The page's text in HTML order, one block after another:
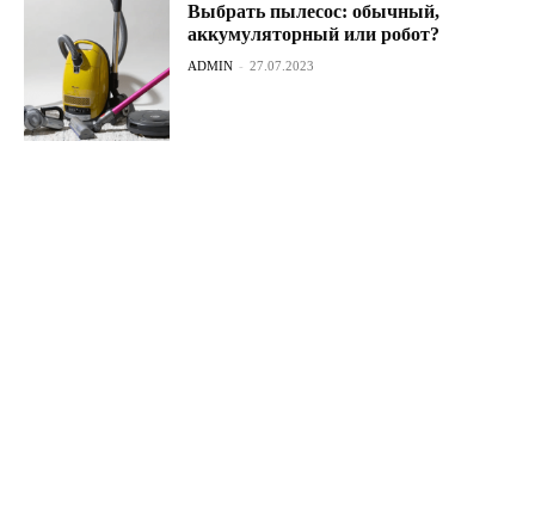
Выбрать пылесос: обычный,
аккумуляторный или робот?
ADMIN - 27.07.2023